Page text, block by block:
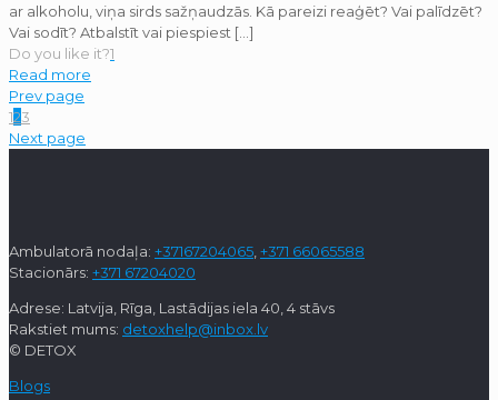
ar alkoholu, viņa sirds sažņaudzās. Kā pareizi reaģēt? Vai palīdzēt?
Vai sodīt? Atbalstīt vai piespiest […]
Do you like it?1
Read more
Prev page
123
Next page
Ambulatorā nodaļa: +37167204065 +371 66065588
Stacionārs: +371 67204020
Adrese: Latvija, Rīga, Lastādijas iela 40, 4 stāvs
Rakstiet mums: detoxhelp@inbox.lv
© DETOX
Blogs